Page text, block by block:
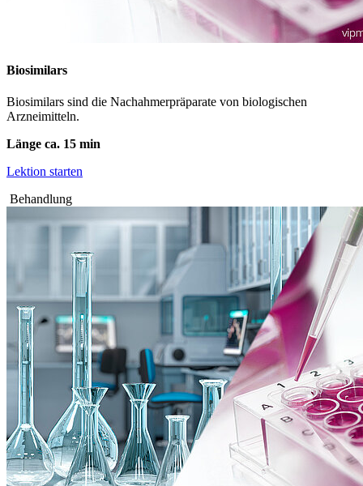
Biosimilars
Biosimilars sind die Nachahmerpräparate von biologischen
Arzneimitteln.
Länge ca. 15 min
Lektion starten
Behandlung